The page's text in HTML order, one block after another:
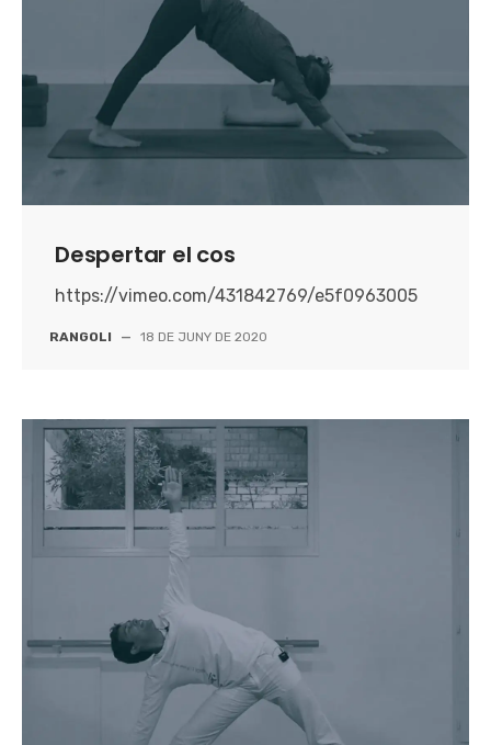
Despertar el cos
https://vimeo.com/431842769/e5f0963005
RANGOLI — 18 DE JUNY DE 2020